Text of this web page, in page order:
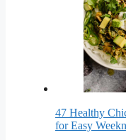
47 Healthy
for Easy